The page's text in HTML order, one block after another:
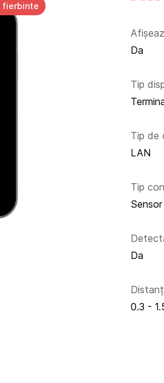
fierbinte
Da
Tip
Tip de
LAN
Tip
Sensor
Da
0.3 -